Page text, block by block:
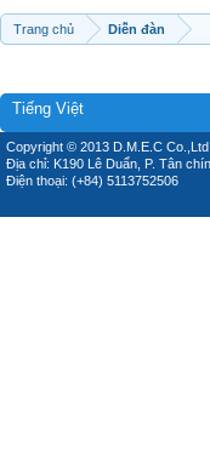
Trang chủ Diễn đàn
Tiếng Việt
Copyright © 2013 D.M.E.C
Địa chỉ: K190 Lê Duẩn, P. Tân
Điện thoại: (+84) 5113752506